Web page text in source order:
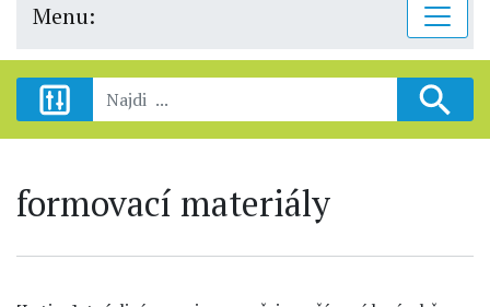
Menu:
formovací materiály